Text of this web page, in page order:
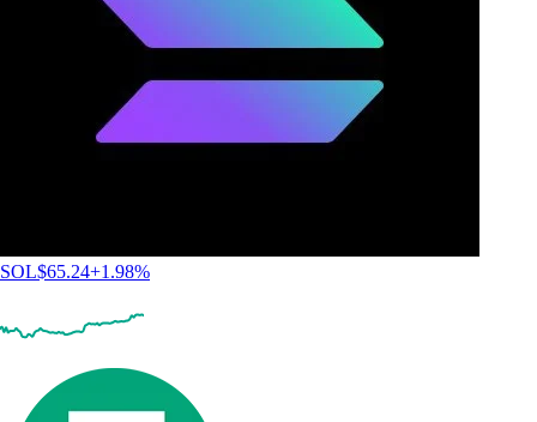
SOL$65.24+1.98%